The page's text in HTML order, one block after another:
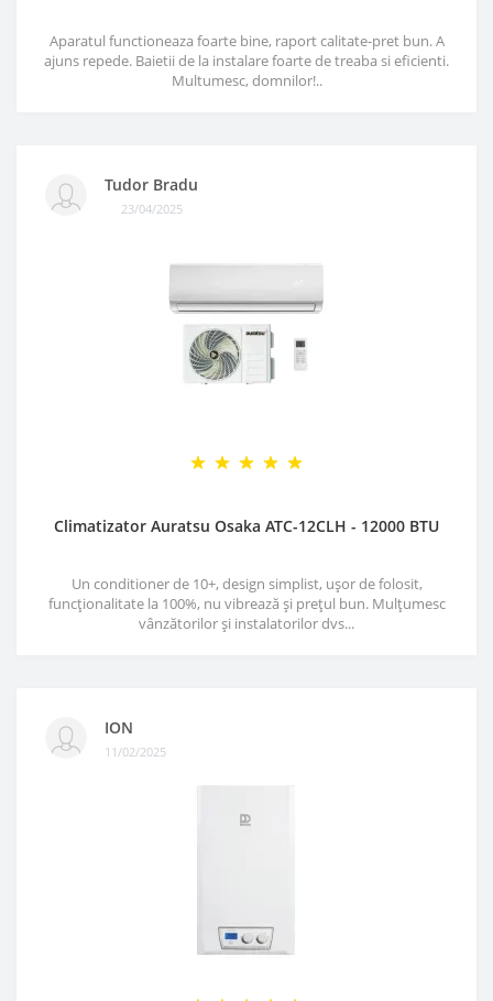
Aparatul functioneaza foarte bine, raport calitate-pret bun. A
ajuns repede. Baietii de la instalare foarte de treaba si eficienti.
Multumesc, domnilor!..
Tudor Bradu
23/04/2025
Climatizator Auratsu Osaka ATC-12CLH - 12000 BTU
Un conditioner de 10+, design simplist, ușor de folosit,
funcționalitate la 100%, nu vibrează și prețul bun. Mulțumesc
vânzătorilor și instalatorilor dvs...
ION
11/02/2025